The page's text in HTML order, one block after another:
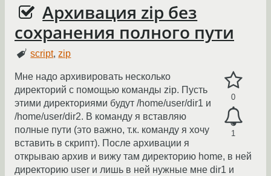
Архивация zip без
сохранения полного пути
script,zip
0
1
Мне надо архивировать несколько
директорий с помощью команды zip. Пусть
этими директориями будут /home/user/dir1 и
/home/user/dir2. В команду я вставляю
полные пути (это важно, т.к. команду я хочу
вставить в скрипт). После архивации я
открываю архив и вижу там директорию home, в ней
директорию user и лишь в ней нужные мне dir1 и